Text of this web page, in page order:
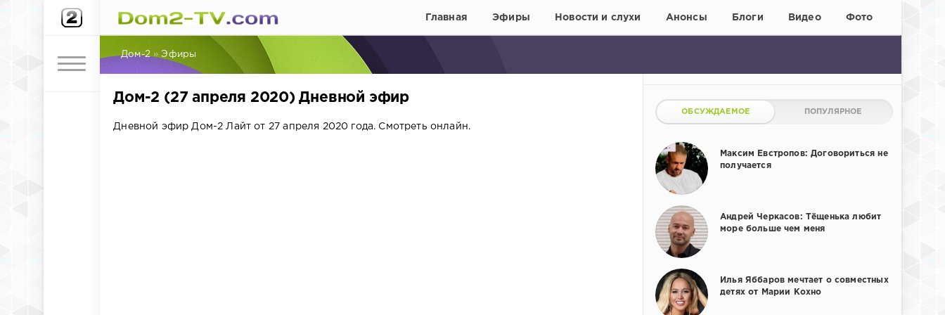
Главная Эфиры Новости и слухи Анонсы Блоги Видео Фото
Дом-2 »Эфиры
Дом-2 (27 апреля 2020) Дневной эфир
Дневной эфир Дом-2 Лайт от 27 апреля 2020 года. Смотреть онлайн.
ОБСУЖДАЕМОЕ ПОПУЛЯРНОЕ
Максим Евстропов: Договориться не
получается
Андрей Черкасов: Тёщенька любит
море больше чем меня
Илья Яббаров мечтает о совместных
детях от Марии Кохно